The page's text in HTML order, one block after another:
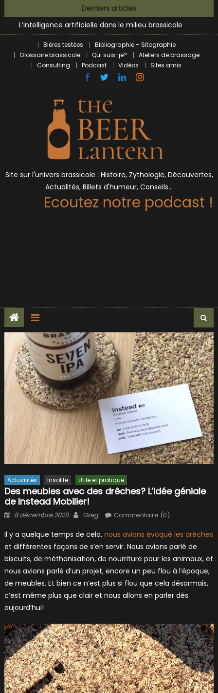
to
content
Derniers articles
L’intelligence artificielle dans le milieu brassicole
BrewDog racheté par Tilray pour une bouchée de pain ?
Bières testées
Bibliographie – Sitographie
Glossaire brassicole
Qui suis-je?
Ateliers de brassage
Consulting
Podcast Vidéos Sites amis
Site sur l'univers brassicole : Histoire, Zythologie, Découvertes,
Actualités, Billets d'humeur, Conseils…
Ecoutez notre podcast !
Actualités Insolite Utile et pratique
Des meubles avec des drêches? L’idée géniale
de Instead Mobilier!
Posted
8 décembre 2020 Author
Greg Commentaire (0)
Il y a quelque temps de cela, nous avions évoqué les drêches
et différentes façons de s’en servir. Nous avions parlé de
biscuits, de méthanisation, de nourriture pour les animaux, et
nous avions parlé d’un projet, encore un peu flou à l’époque,
de meubles. Et bien ce n’est plus si flou que cela désormais,
c’est même plus que clair et nous allons en parler dès
aujourd’hui!